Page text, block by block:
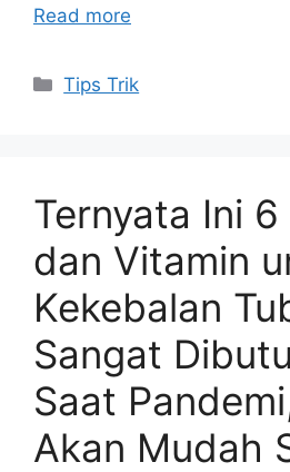
Read more
Categories
Tips Trik
Ternyata Ini
dan Vitamin
Kekebalan
Sangat
Saat
Akan Mudah